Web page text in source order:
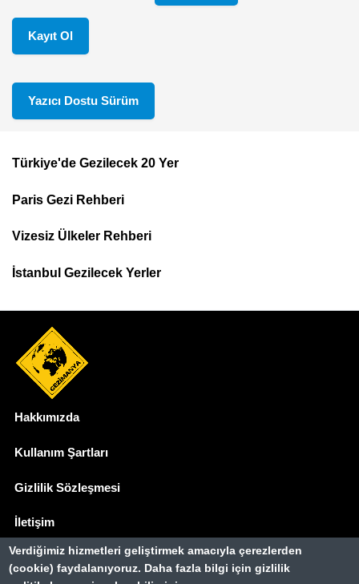
Kayıt Ol
Yazıcı Dostu Sürüm
Footer
Top
Menu
Türkiye'de Gezilecek 20 Yer
Paris Gezi Rehberi
Vizesiz Ülkeler Rehberi
İstanbul Gezilecek Yerler
Hakkımızda
Kullanım Şartları
Gizlilik Sözleşmesi
İletişim
Basında Biz
Verdiğimiz hizmetleri geliştirmek amacıyla çerezlerden
(cookie) faydalanıyoruz. Daha fazla bilgi için gizlilik